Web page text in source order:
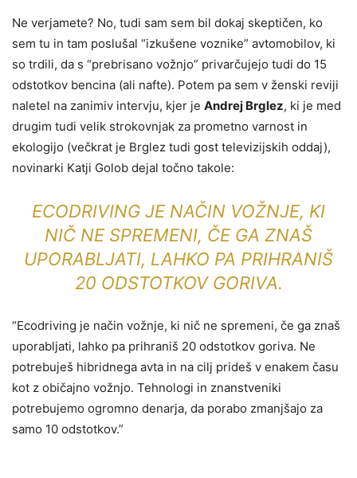
Ne verjamete? No, tudi sam sem bil dokaj skeptičen, ko
sem tu in tam poslušal “izkušene voznike” avtomobilov, ki
so trdili, da s “prebrisano vožnjo” privarčujejo tudi do 15
odstotkov bencina (ali nafte). Potem pa sem v ženski reviji
naletel na zanimiv intervju, kjer je Andrej Brglez, ki je med
drugim tudi velik strokovnjak za prometno varnost in
ekologijo (večkrat je Brglez tudi gost televizijskih oddaj),
novinarki Katji Golob dejal točno takole:
ECODRIVING JE NAČIN VOŽNJE, KI
NIČ NE SPREMENI, ČE GA ZNAŠ
UPORABLJATI, LAHKO PA PRIHRANIŠ
20 ODSTOTKOV GORIVA.
“Ecodriving je način vožnje, ki nič ne spremeni, če ga znaš
uporabljati, lahko pa prihraniš 20 odstotkov goriva. Ne
potrebuješ hibridnega avta in na cilj prideš v enakem času
kot z običajno vožnjo. Tehnologi in znanstveniki
potrebujemo ogromno denarja, da porabo zmanjšajo za
samo 10 odstotkov.”